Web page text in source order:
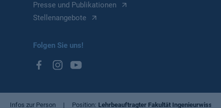
Infos zur Person Position Lehrbeauftragter Fakultät
Presse und Publikationen
Stellenangebote
Folgen Sie uns!